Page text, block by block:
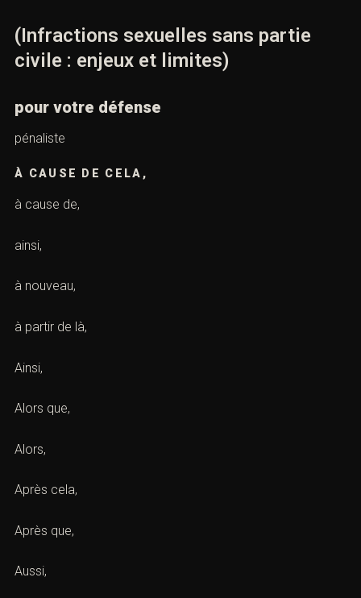
(Infractions sexuelles sans partie
civile : enjeux et limites)
pour votre défense
pénaliste
À CAUSE DE CELA,
à cause de,
ainsi,
à nouveau,
à partir de là,
Ainsi,
Alors que,
Alors,
Après cela,
Après que,
Aussi,